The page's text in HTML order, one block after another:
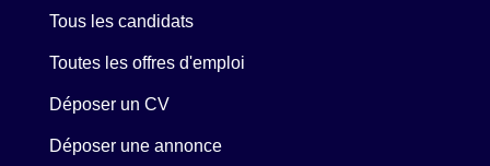
Tous les candidats
Toutes les offres d'emploi
Déposer un CV
Déposer une annonce